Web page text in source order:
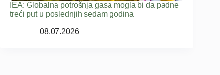
IEA: Globalna potrošnja gasa mogla bi da padne
treći put u poslednjih sedam godina
08.07.2026